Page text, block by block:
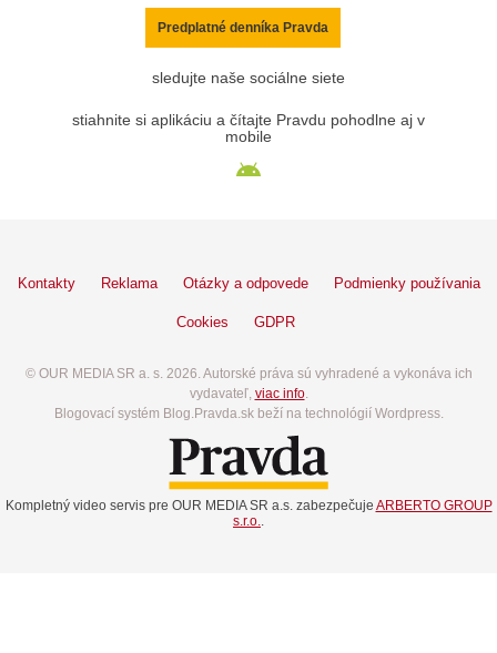
Predplatné denníka Pravda
sledujte naše sociálne siete
stiahnite si aplikáciu a čítajte Pravdu pohodlne aj v
mobile
Kontakty Reklama Otázky a odpovede Podmienky používania
Cookies GDPR
© OUR MEDIA SR a. s. 2026. Autorské práva sú vyhradené a vykonáva ich
vydavateľ, viac info.
Blogovací systém Blog.Pravda.sk beží na technológií Wordpress.
Kompletný video servis pre OUR MEDIA SR a.s. zabezpečuje ARBERTO GROUP
s.r.o.